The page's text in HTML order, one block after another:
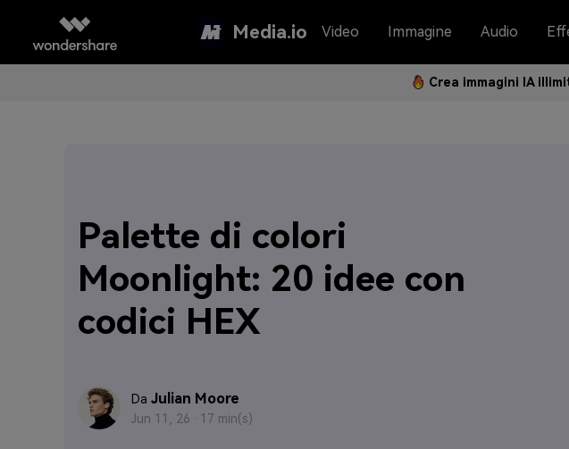
Media.io Video Immagine Audio
Crea immagini IA
Palette di colori
Moonlight: 20 idee con
codici HEX
Da Julian Moore
Jun 11, 26 · 17 min(s)